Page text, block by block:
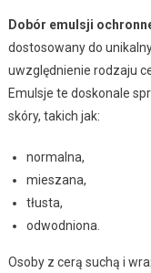
Dobór emulsji
dostosowany do
uwzględnienie rodzaju
Emulsje te doskonale
skóry, takich jak:
normalna,
mieszana,
tłusta,
odwodniona.
Osoby z cerą suchą i